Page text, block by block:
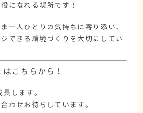
になれる場所です！
一人ひとりの気持ちに寄り添い、
できる環境づくり を大切にしてい
こちらから！
します。
わせお待ちしています。